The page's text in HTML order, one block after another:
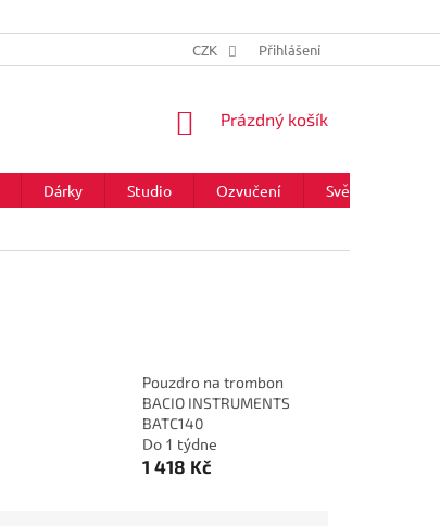
CZK Přihlášení
NÁKUPNÍ
Prázdný košík
Dárky Studio Ozvučení Světla
Pouzdro na trombon
BACIO INSTRUMENTS
BATC140
Do 1 týdne
1 418 Kč